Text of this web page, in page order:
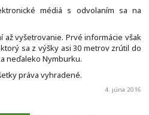
médiá s odvolaním sa na
až vyšetrovanie. Prvé informácie však
sa z výšky asi 30 metrov zrútil do
neďaleko Nymburku.
práva vyhradené.
4. júna 2016